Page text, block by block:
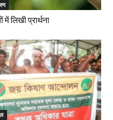
में लिखी प्रार्थना